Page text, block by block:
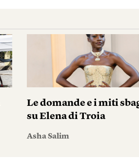
Le domande e i miti
su Elena di Troia
Asha Salim